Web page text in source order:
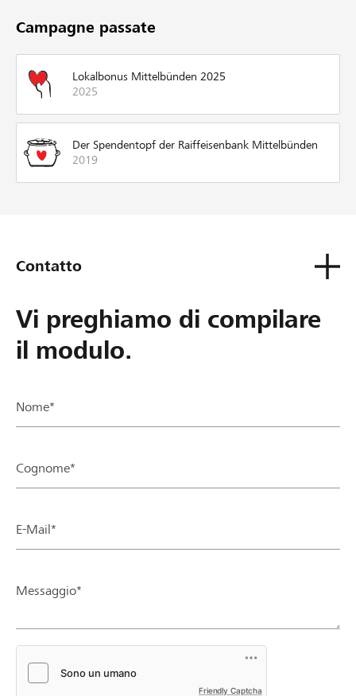
Campagne passate
Lokalbonus Mittelbünden 2025
2025
Der Spendentopf der Raiffeisenbank Mittelbünden
2019
Contatto
Vi preghiamo di compilare
il modulo.
Nome*
Cognome*
E-Mail*
Messaggio*
Friendly Captcha